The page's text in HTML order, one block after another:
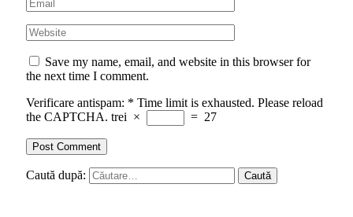
Save my name, email, and website in this browser for
the next time I comment.
Verificare antispam: * Time limit is exhausted. Please reload
the CAPTCHA. trei × = 27
Caută după: